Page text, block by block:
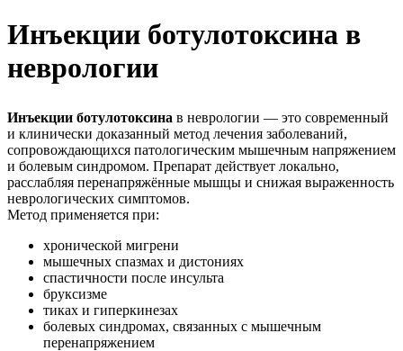
Инъекции ботулотоксина в
неврологии
Инъекции ботулотоксина в неврологии — это современный
и клинически доказанный метод лечения заболеваний,
сопровождающихся патологическим мышечным напряжением
и болевым синдромом. Препарат действует локально,
расслабляя перенапряжённые мышцы и снижая выраженность
неврологических симптомов.
Метод применяется при:
хронической мигрени
мышечных спазмах и дистониях
спастичности после инсульта
бруксизме
тиках и гиперкинезах
болевых синдромах, связанных с мышечным
перенапряжением